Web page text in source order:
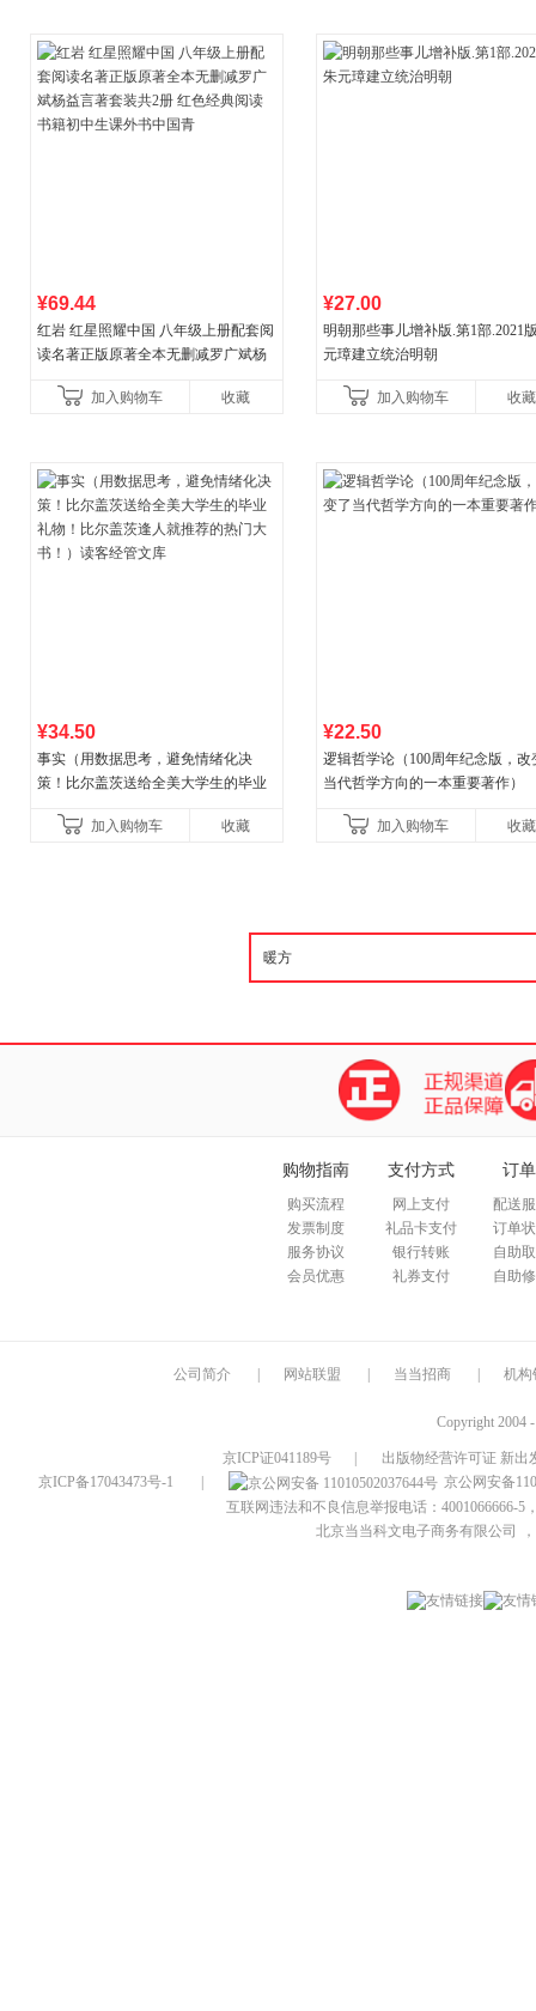
¥69.44
红岩 红星照耀中国 八年级上册配套阅
读名著正版原著全本无删减罗广斌杨
初中生课外书中国青
加入购物车 收藏
¥27.00
明朝那些事儿增补版.第1部.2021
元璋建立统治明朝
加入购物车 收藏
¥34.50
事实（用数据思考，避免情绪化决
策！比尔盖茨送给全美大学生的毕业
书！）读客经管文库
加入购物车 收藏
¥22.50
逻辑哲学论（100周年纪念版，改
当代哲学方向的一本重要著作）
加入购物车 收藏
购物指南
购买流程
发票制度
服务协议
会员优惠
支付方式
网上支付
礼品卡支付
银行转账
礼券支付
订
配送
订单
自助
自助
公司简介 网站联盟 当当招商 机构
Copyright 2004
京ICP证041189号
出版物经营许可证 新出
京ICP备17043473号-1
京公网安备
互联网违法和不良信息举报电话：4001066666-5
北京当当科文电子商务有限公司